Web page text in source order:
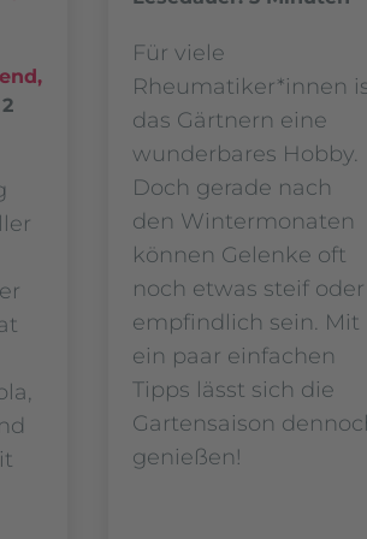
,
Für viele
Rheumatiker*innen
das Gärtnern eine
wunderbares Hobby.
Doch gerade nach
den Wintermonaten
können Gelenke oft
noch etwas steif oder
empfindlich sein. Mit
ein paar einfachen
Tipps lässt sich die
Gartensaison
genießen!